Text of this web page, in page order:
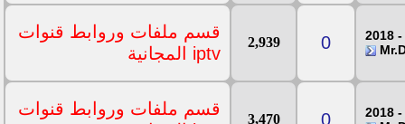
0
2,939
قسم ملفات وروابط قنوات
iptv المجانية
0
3,470
قسم ملفات وروابط قنوات